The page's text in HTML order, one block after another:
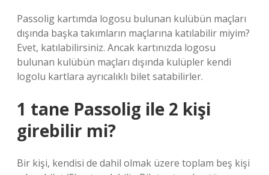
Passolig kartımda logosu bulunan kulübün maçları
dışında başka takımların maçlarına katılabilir miyim?
Evet, katılabilirsiniz. Ancak kartınızda logosu
bulunan kulübün maçları dışında kulüpler kendi
logolu kartlara ayrıcalıklı bilet satabilirler.
1 tane Passolig ile 2 kişi
girebilir mi?
Bir kişi, kendisi de dahil olmak üzere toplam beş kişi